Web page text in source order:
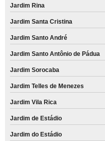
Jardim Rina
Jardim Santa Cristina
Jardim Santo André
Jardim Santo Antônio de Pádua
Jardim Sorocaba
Jardim Telles de Menezes
Jardim Vila Rica
Jardim de Estádio
Jardim do Estádio